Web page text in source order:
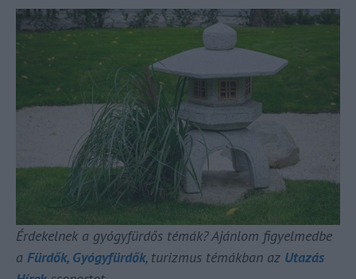
Érdekelnek a gyógyfürdős témák? Ajánlom figyelmedbe
a Fürdők, Gyógyfürdők, turizmus témákban az Utazás